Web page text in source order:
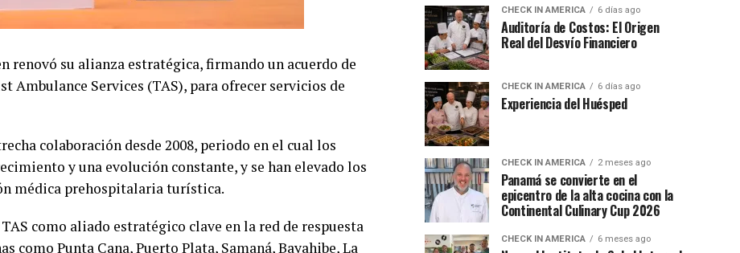
renovó su alianza estratégica, firmando un acuerdo de
Ambulance Services (TAS), para ofrecer servicios de
colaboración desde 2008, periodo en el cual los
y una evolución constante, y se han elevado los
médica prehospitalaria turística.
como aliado estratégico clave en la red de respuesta
como Punta Cana, Puerto Plata, Samaná, Bayahibe, La
CHECK IN AMERICA 6 días ago
Auditoría de Costos: El Origen
Real del Desvío Financiero
CHECK IN AMERICA 6 días ago
Experiencia del Huésped
CHECK IN AMERICA 2 meses ago
Panamá se convierte en el
epicentro de la alta cocina con la
Continental Culinary Cup 2026
CHECK IN AMERICA 6 meses ago